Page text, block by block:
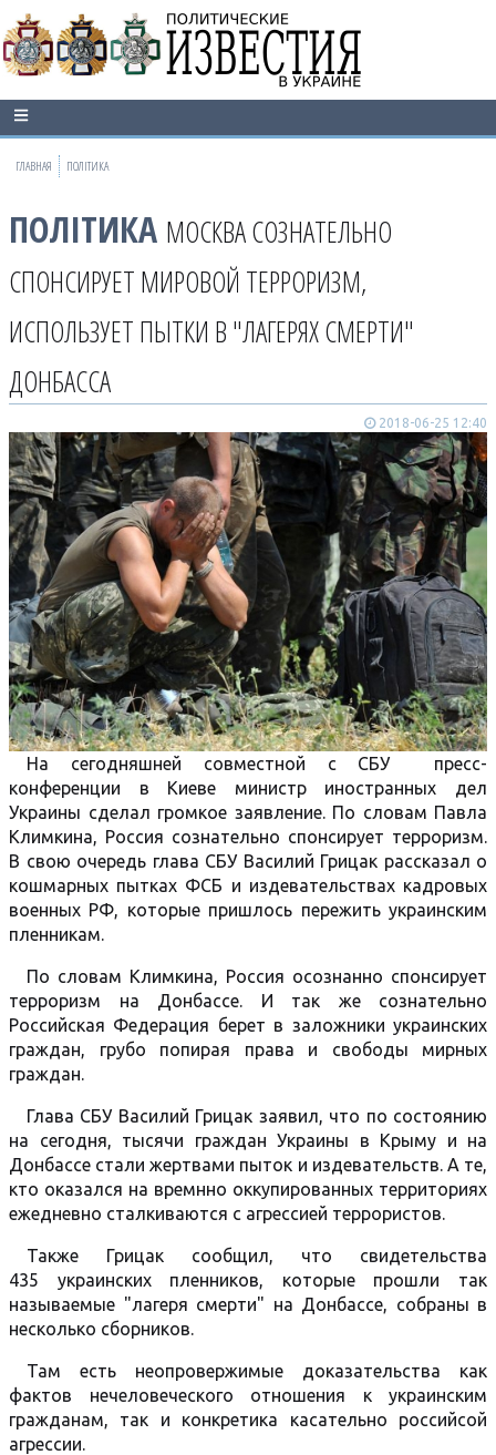
ГЛАВНАЯ ПОЛІТИКА
ПОЛІТИКА МОСКВА СОЗНАТЕЛЬНО
СПОНСИРУЕТ МИРОВОЙ ТЕРРОРИЗМ,
ИСПОЛЬЗУЕТ ПЫТКИ В "ЛАГЕРЯХ СМЕРТИ"
ДОНБАССА
2018-06-25 12:40
На сегодняшней совместной с СБУ пресс-
конференции в Киеве министр иностранных дел
Украины сделал громкое заявление. По словам Павла
Климкина, Россия сознательно спонсирует терроризм.
В свою очередь глава СБУ Василий Грицак рассказал о
кошмарных пытках ФСБ и издевательствах кадровых
военных РФ, которые пришлось пережить украинским
пленникам.
По словам Климкина, Россия осознанно спонсирует
терроризм на Донбассе. И так же сознательно
Российская Федерация берет в заложники украинских
граждан, грубо попирая права и свободы мирных
граждан.
Глава СБУ Василий Грицак заявил, что по состоянию
на сегодня, тысячи граждан Украины в Крыму и на
Донбассе стали жертвами пыток и издевательств. А те,
кто оказался на времнно оккупированных территориях
ежедневно сталкиваются с агрессией террористов.
Также Грицак сообщил, что свидетельства
435 украинских пленников, которые прошли так
называемые "лагеря смерти" на Донбассе, собраны в
несколько сборников.
Там есть неопровержимые доказательства как
фактов нечеловеческого отношения к украинским
гражданам, так и конкретика касательно российсой
агрессии.